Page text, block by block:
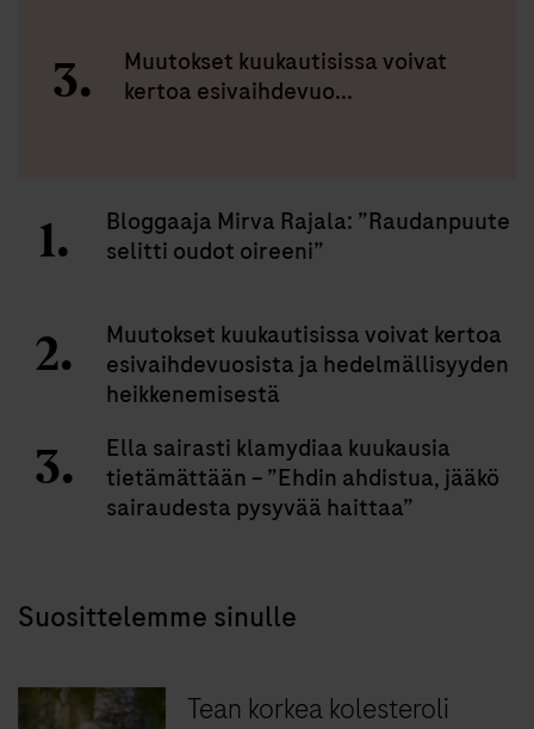
Muutokset kuukautisissa voivat
kertoa esivaihdevuo...
Bloggaaja Mirva Rajala: ”Raudanpuute
selitti oudot oireeni”
Muutokset kuukautisissa voivat kertoa
esivaihdevuosista ja hedelmällisyyden
heikkenemisestä
Ella sairasti klamydiaa kuukausia
tietämättään – ”Ehdin ahdistua, jääkö
sairaudesta pysyvää haittaa”
Suosittelemme sinulle
Tean korkea kolesteroli